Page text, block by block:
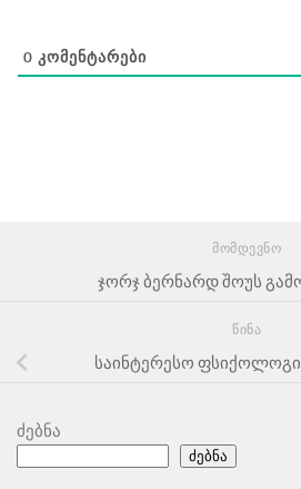
0 ᲙᲝᲛᲔᲜᲢᲐᲠᲔᲑᲘ
ᲛᲝᲛᲓᲔᲕᲜᲝ
ჯორჯ ბერნარდ შოუს
ᲬᲘᲜᲐ
საინტერესო
ძებნა
ძებნა